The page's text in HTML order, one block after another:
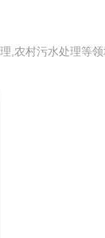
,农村污水处理等领